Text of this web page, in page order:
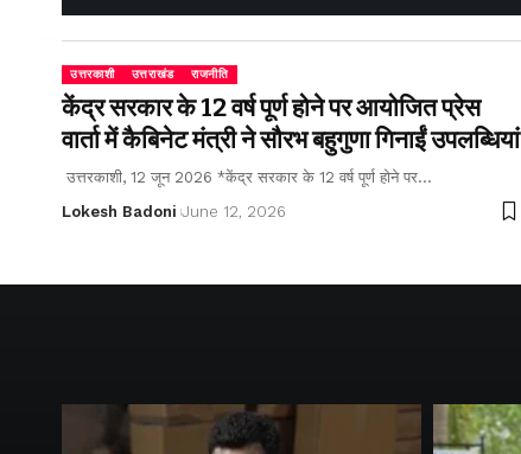
उत्तरकाशी उत्तराखंड राजनीति
केंद्र सरकार के 12 वर्ष पूर्ण होने पर आयोजित प्रेस
वार्ता में कैबिनेट मंत्री ने सौरभ बहुगुणा गिनाईं उपलब्धियां
उत्तरकाशी, 12 जून 2026 *केंद्र सरकार के 12 वर्ष पूर्ण होने पर…
Lokesh Badoni June 12, 2026